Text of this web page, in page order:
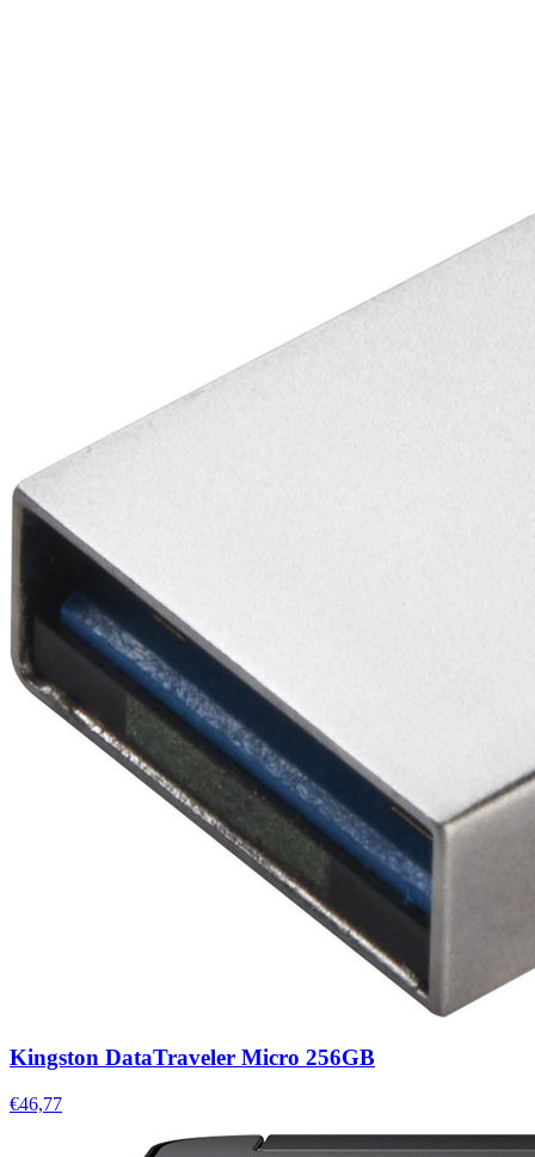
Kingston DataTraveler Micro 256GB
€46,77